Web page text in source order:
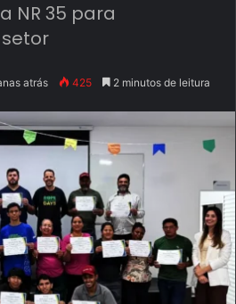
NR 35 para
atrás 425 2 minutos de leitura